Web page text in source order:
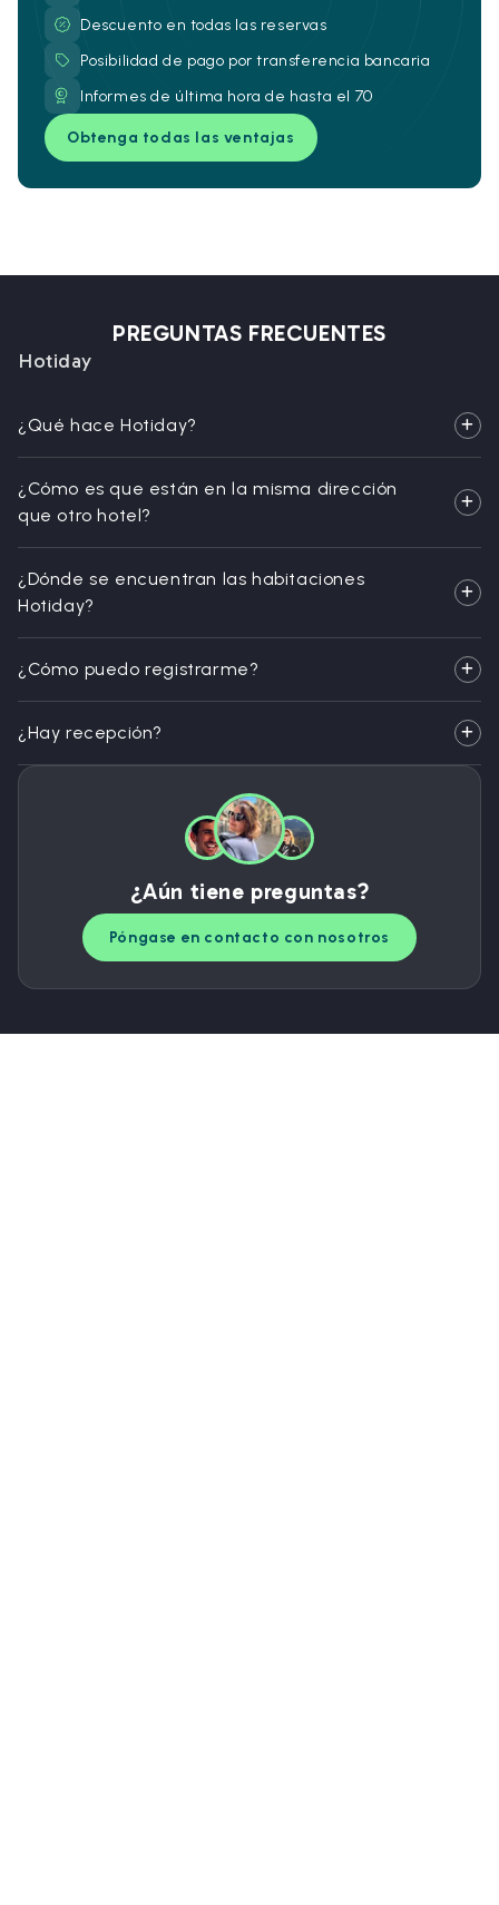
Descuento en todas las reservas
Posibilidad de pago por transferencia bancaria
Informes de última hora de hasta el 70
Obtenga todas las ventajas
PREGUNTAS FRECUENTES
Hotiday
¿Qué hace Hotiday?
¿Cómo es que están en la misma dirección
que otro hotel?
¿Dónde se encuentran las habitaciones
Hotiday?
¿Cómo puedo registrarme?
¿Hay recepción?
¿Aún tiene preguntas?
Póngase en contacto con nosotros